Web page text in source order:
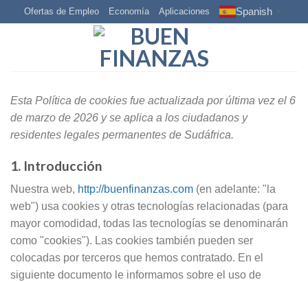
to
Ofertas de Empleo Economía Aplicaciones Spanish ▼
Esta Política de cookies fue actualizada por última vez el 6
de marzo de 2026 y se aplica a los ciudadanos y
residentes legales permanentes de Sudáfrica.
1. Introducción
Nuestra web, http://buenfinanzas.com (en adelante: "la
web") usa cookies y otras tecnologías relacionadas (para
mayor comodidad, todas las tecnologías se denominarán
como "cookies"). Las cookies también pueden ser
colocadas por terceros que hemos contratado. En el
siguiente documento le informamos sobre el uso de